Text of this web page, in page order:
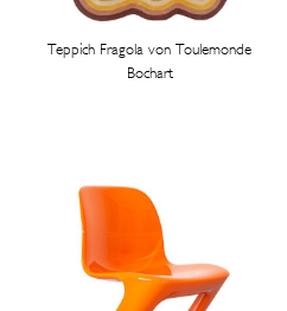
Teppich Fragola von Toulemonde
Bochart